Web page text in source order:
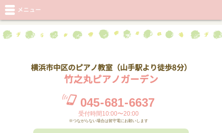
横浜市中区のピアノ教室（山手駅より徒歩8分）
竹之丸ピアノガーデン
045-681-6637
受付時間10:00〜20:00
※つながらない場合は留守電にお願いします
メニュー